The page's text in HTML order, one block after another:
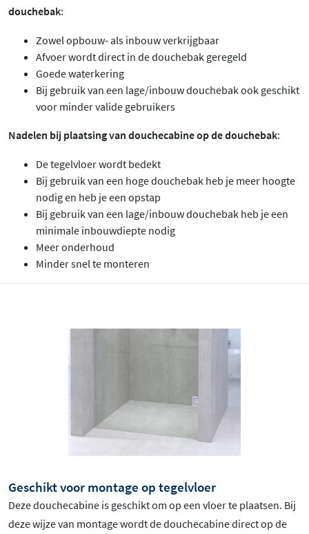
douchebak:
Zowel opbouw- als inbouw verkrijgbaar
Afvoer wordt direct in de douchebak geregeld
Goede waterkering
Bij gebruik van een lage/inbouw douchebak ook geschikt
voor minder valide gebruikers
Nadelen bij plaatsing van douchecabine op de douchebak:
De tegelvloer wordt bedekt
Bij gebruik van een hoge douchebak heb je meer hoogte
nodig en heb je een opstap
Bij gebruik van een lage/inbouw douchebak heb je een
minimale inbouwdiepte nodig
Meer onderhoud
Minder snel te monteren
Geschikt voor montage op tegelvloer
Deze douchecabine is geschikt om op een vloer te plaatsen. Bij
deze wijze van montage wordt de douchecabine direct op de